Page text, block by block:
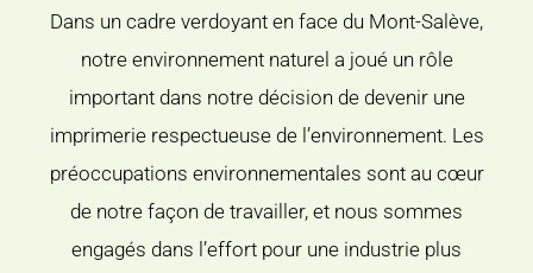
Dans un cadre verdoyant en face du Mont-Salève,
notre environnement naturel a joué un rôle
important dans notre décision de devenir une
imprimerie respectueuse de l’environnement. Les
préoccupations environnementales sont au cœur
de notre façon de travailler, et nous sommes
engagés dans l’effort pour une industrie plus